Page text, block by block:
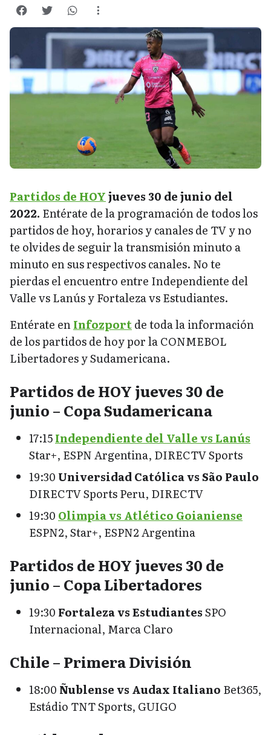
Partidos de HOYjueves 30 de junio del
2022. Entérate de la programación de todos los
partidos de hoy, horarios y canales de TV y no
te olvides de seguir la transmisión minuto a
minuto en sus respectivos canales. No te
pierdas el encuentro entre Independiente del
Valle vs Lanús y Fortaleza vs Estudiantes.
Entérate enInfozportde toda la información
de los partidos de hoy por la CONMEBOL
Libertadores y Sudamericana.
Partidos de HOY jueves 30 de
junio – Copa Sudamericana
17:15Independiente del Valle vs Lanús
Star+, ESPN Argentina, DIRECTV Sports
19:30 Universidad Católica vs São Paulo
DIRECTV Sports Peru, DIRECTV
19:30 Olimpia vs Atlético Goianiense
ESPN2, Star+, ESPN2 Argentina
Partidos de HOY jueves 30 de
junio – Copa Libertadores
19:30 Fortaleza vs EstudiantesSPO
Internacional, Marca Claro
Chile – Primera División
18:00 Ñublense vs Audax Italiano Bet365,
Estádio TNT Sports, GUIGO